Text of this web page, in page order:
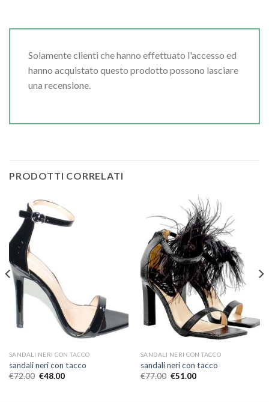
Solamente clienti che hanno effettuato l'accesso ed
hanno acquistato questo prodotto possono lasciare
una recensione.
PRODOTTI CORRELATI
SANDALI NERI CON TACCO
sandali neri con tacco
€72.00 €48.00
SANDALI NERI CON TACCO
sandali neri con tacco
€77.00 €51.00